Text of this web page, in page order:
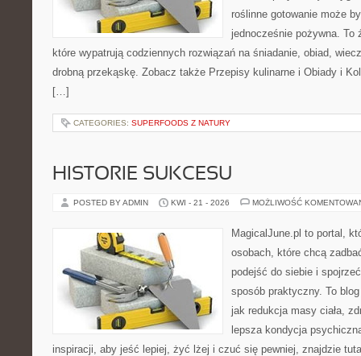
roślinne gotowanie może
jednocześnie pożywna. To
które wypatrują codziennych rozwiązań na śniadanie, obiad,
drobną przekąskę. Zobacz także Przepisy kulinarne i Obiady i
[…]
CATEGORIES: SUPERFOODS Z NATURY
HISTORIE SUKCESU
POSTED BY ADMIN KWI - 21 - 2026 MOŻLIWOŚĆ
MagicalJune.pl to portal,
osobach, które chcą
podejść do siebie i
sposób praktyczny. To
jak redukcja masy ciała,
lepsza kondycja
inspiracji, aby jeść lepiej, żyć lżej i czuć się pewniej, znajdzie